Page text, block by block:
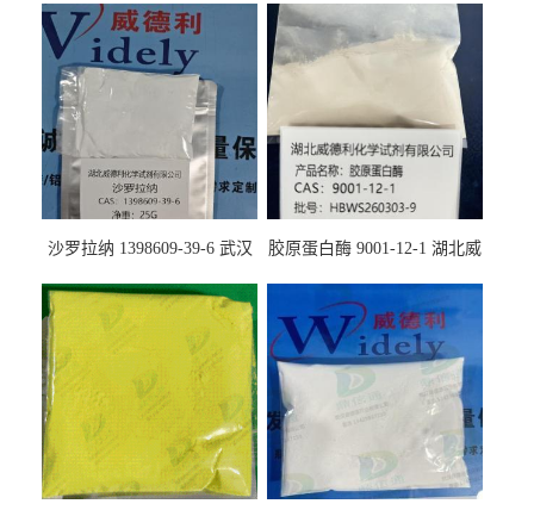
沙罗拉纳 1398609-39-6 武汉
胶原蛋白酶 9001-12-1 湖北威